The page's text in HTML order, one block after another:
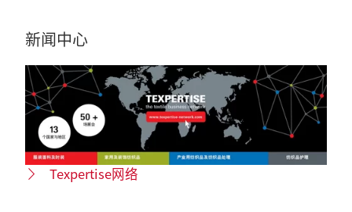
新闻中心
Texpertise网络